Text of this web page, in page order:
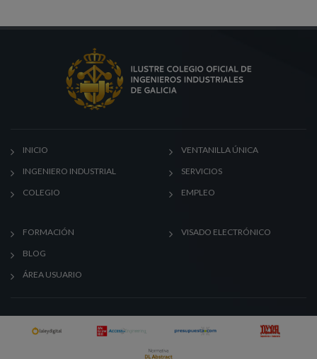
INICIO
INGENIERO INDUSTRIAL
COLEGIO
VENTANILLA ÚNICA
SERVICIOS
EMPLEO
FORMACIÓN
BLOG
ÁREA USUARIO
VISADO ELECTRÓNICO